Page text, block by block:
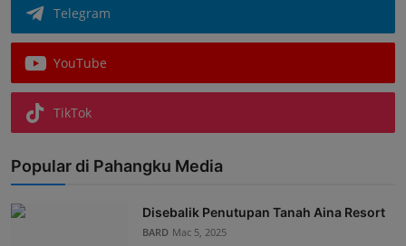
Telegram
YouTube
TikTok
Popular di Pahangku Media
Disebalik Penutupan Tanah Aina Resort
BARD Mac 5, 2025